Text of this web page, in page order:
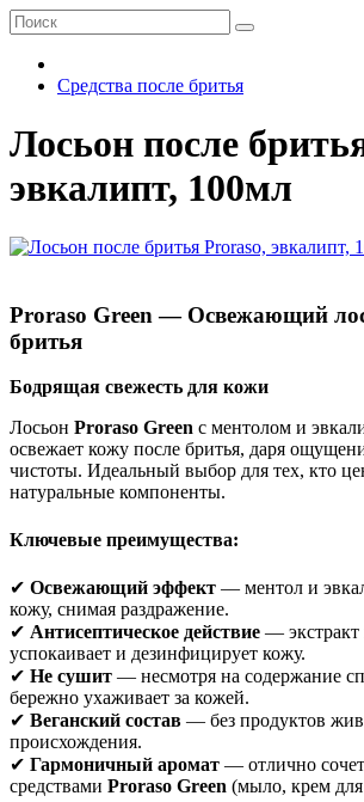
Средства после бритья
Лосьон после
эвкалипт, 100мл
Proraso Green — Освежающий
бритья
Бодрящая свежесть для кожи
Лосьон Proraso Green с ментолом и
освежает кожу после бритья, даря
чистоты. Идеальный выбор для тех, кто
натуральные компоненты.
Ключевые преимущества:
✔ Освежающий эффект — ментол и
кожу, снимая раздражение.
✔ Антисептическое действие — экстракт
успокаивает и дезинфицирует кожу.
✔ Не сушит — несмотря на содержание
бережно ухаживает за кожей.
✔ Веганский состав — без продуктов
происхождения.
✔ Гармоничный аромат — отлично
средствами Proraso Green (мыло, крем для